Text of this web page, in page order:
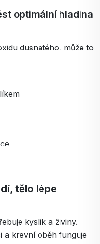
optimální hladina
dusnatého, může to
tělo lépe
kyslík a živiny.
a krevní oběh funguje